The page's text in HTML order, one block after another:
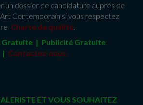
un dossier de candidature auprès de
Contemporain si vous respectez
Charte de qualité.
Gratuite | Publicité Gratuite
| Contactez-nous
ET VOUS SOUHAITEZ